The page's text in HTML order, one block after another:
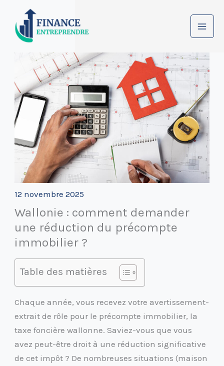
contenu
12 novembre 2025
Wallonie : comment demander
une réduction du précompte
immobilier ?
Table des matières
Chaque année, vous recevez votre avertissement-
extrait de rôle pour le précompte immobilier, la
taxe foncière wallonne. Saviez-vous que vous
avez peut-être droit à une réduction significative
de cet impôt ? De nombreuses situations (maison